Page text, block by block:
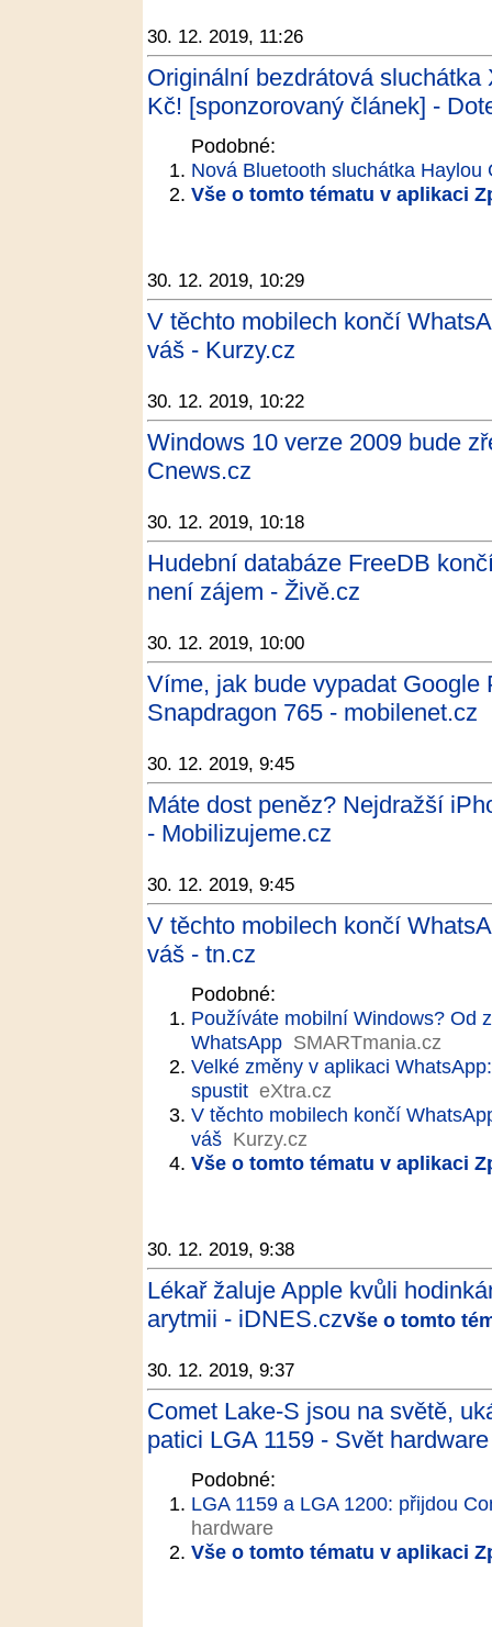
30. 12. 2019, 11:26
Originální bezdrátová
Kč! [sponzorovaný článek] -
Podobné:
Nová Bluetooth sluchátka Haylou
Vše o tomto tématu v aplikaci
30. 12. 2019, 10:29
V těchto mobilech končí
váš - Kurzy.cz
30. 12. 2019, 10:22
Windows 10 verze 2009 bude
Cnews.cz
30. 12. 2019, 10:18
Hudební databáze FreeDB
není zájem - Živě.cz
30. 12. 2019, 10:00
Víme, jak bude vypadat Google
Snapdragon 765 - mobilenet.cz
30. 12. 2019, 9:45
Máte dost peněz? Nejdražší
- Mobilizujeme.cz
30. 12. 2019, 9:45
V těchto mobilech končí
váš - tn.cz
Podobné:
Používáte mobilní Windows? Od
WhatsApp SMARTmania.cz
Velké změny v aplikaci
spustit eXtra.cz
V těchto mobilech končí
váš Kurzy.cz
Vše o tomto tématu v aplikaci
30. 12. 2019, 9:38
Lékař žaluje Apple kvůli
arytmii - iDNES.czVše o tomto
30. 12. 2019, 9:37
Comet Lake-S jsou na světě,
patici LGA 1159 - Svět hardware
Podobné:
LGA 1159 a LGA 1200: přijdou
hardware
Vše o tomto tématu v aplikaci